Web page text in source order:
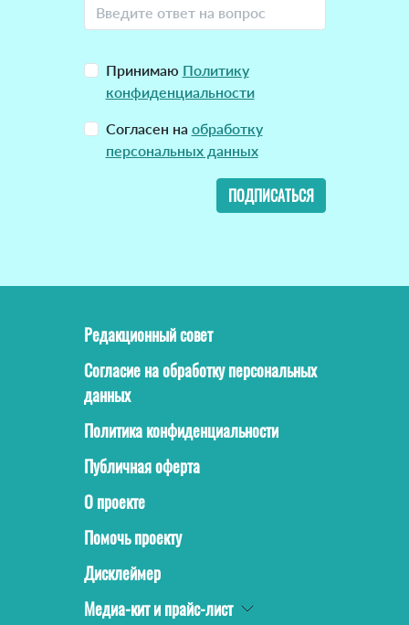
Принимаю Политику
конфиденциальности
Согласен на обработку
персональных данных
ПОДПИСАТЬСЯ
Редакционный совет
Согласие на обработку персональных
данных
Политика конфиденциальности
Публичная оферта
О проекте
Помочь проекту
Дисклеймер
Медиа-кит и прайс-лист